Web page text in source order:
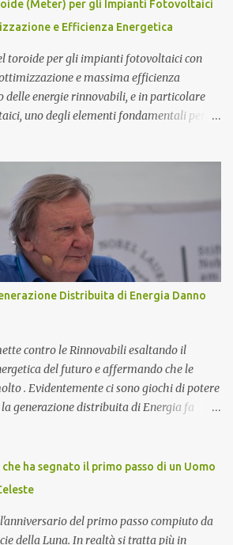
(+1,-1,0). Secondo questo modello di
non ci sono protoni e neutroni nel nucleo
(Meter) per gli Impianti Fotovoltaici
e Efficienza Energetica
toroide per gli impianti fotovoltaici con
e massima efficienza
delle energie rinnovabili, e in particolare
uno degli elementi fondamentali per
gestione dell'energia prodotta e accumulata,
a migliorare le prestazioni
In questo articolo, esploreremo nel
toroide negli impianti fotovoltaici con
funziona, e perché è essenziale per
energetico. Approfondiremo inoltre le
corretto utilizzo ha sulla durata e
sistema. Cos'è un Toroide o Meter e
(o meter) è un dispositivo el...
Distribuita di Energia Danno
contro le Rinnovabili esaltando il
del futuro e affermando che le
. Evidentemente ci sono giochi di potere
la generazione distribuita di Energia fa
più famosi scienziati italiani. Ha
per la Fisica nel 1984 ed attualmente è
). Collabora con il CIEMAT (centro
e la tecnologia), un organismo
ha segnato il primo passo di un Uomo
del primo passo compiuto da
della Luna. In realtà si tratta più in